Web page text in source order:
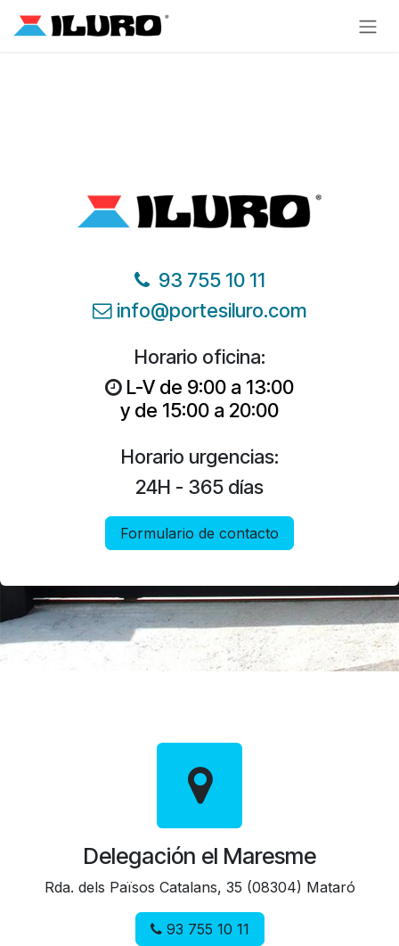
93 755 10 11
info@portesiluro.com
Horario oficina:
L-V de 9:00 a 13:00
y de 15:00 a 20:00
Horario urgencias:
24H - 365 días
Formulario de contacto
Delegación el Maresme
Rda. dels Països Catalans, 35 (08304) Mataró
93 755 10 11